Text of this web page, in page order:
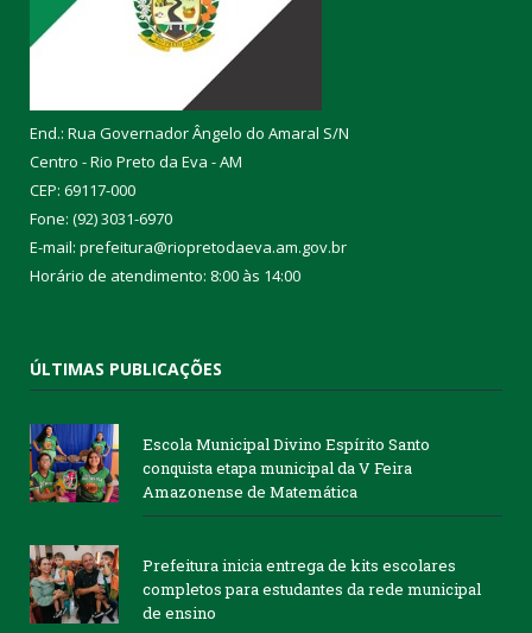
End.: Rua Governador Ângelo do Amaral S/N
Centro - Rio Preto da Eva - AM
CEP: 69117-000
Fone: (92) 3031-6970
E-mail: prefeitura@riopretodaeva.am.gov.br
Horário de atendimento: 8:00 às 14:00
ÚLTIMAS PUBLICAÇÕES
Escola Municipal Divino Espírito Santo
conquista etapa municipal da V Feira
Amazonense de Matemática
Prefeitura inicia entrega de kits escolares
completos para estudantes da rede municipal
de ensino